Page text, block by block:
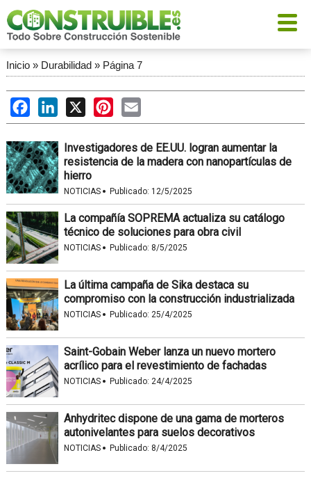
Inicio» Durabilidad» Página 7
FacebookLinkedIn
X PinterestEmail
Investigadores de EE.UU. logran aumentar la
resistencia de la madera con nanopartículas de
hierro
NOTICIAS · Publicado: 12/5/2025
La compañía SOPREMA actualiza su catálogo
técnico de soluciones para obra civil
NOTICIAS · Publicado: 8/5/2025
La última campaña de Sika destaca su
compromiso con la construcción industrializada
NOTICIAS · Publicado: 25/4/2025
Saint-Gobain Weber lanza un nuevo mortero
acrílico para el revestimiento de fachadas
NOTICIAS · Publicado: 24/4/2025
Anhydritec dispone de una gama de morteros
autonivelantes para suelos decorativos
NOTICIAS · Publicado: 8/4/2025